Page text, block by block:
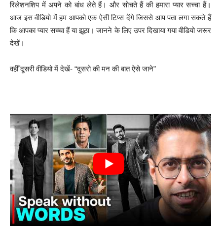
रिलेशनशिप में अपने को बांध लेते हैं। और सोचते हैं की हमारा प्यार सच्चा हैं।
आज इस वीडियो में हम आपको एक ऐसी टिप्स देंगे जिससे आप पता लगा सकते हैं
कि आपका प्यार सच्चा हैं या झूठा। जानने के लिए उपर दिखाया गया वीडियो जरूर
देखें।
वहीँ दूसरी वीडियो में देखें- “दुसरो की मन की बात ऐसे जाने”